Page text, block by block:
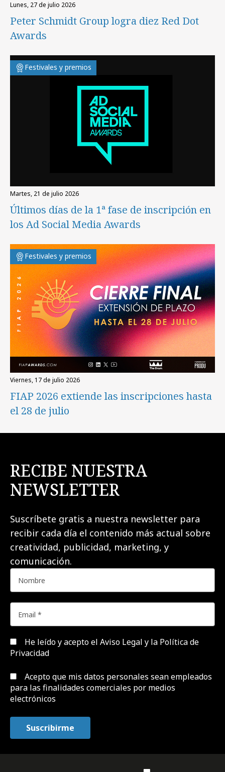
lunes, 27 de julio 2026
Peter Schmidt Group logra diez Red Dot
Awards
Festivales y premios
martes, 21 de julio 2026
Últimos días de la 1ª fase de inscripción en
los Ad Social Media Awards
Festivales y premios
viernes, 17 de julio 2026
FIAP 2026 extiende las inscripciones hasta
el 28 de julio
RECIBE NUESTRA
NEWSLETTER
Suscríbete gratis a nuestra newsletter para
recibir cada día el contenido más actual sobre
creatividad, publicidad, marketing, y
comunicación.
He leído y acepto el Aviso Legal y la Política de
Privacidad
Acepto que mis datos personales sean empleados
para las finalidades comerciales por medios
electrónicos